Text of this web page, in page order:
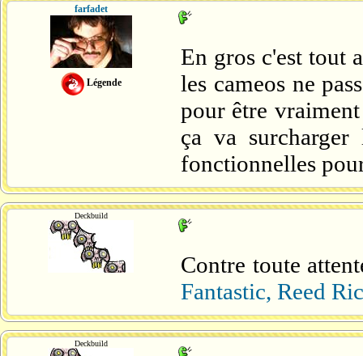
farfadet
Légende
En gros c'est tout
les cameos ne
pour être
ça va
fonctionnelles
Deckbuild
Contre toute
Fantastic, Reed
Deckbuild